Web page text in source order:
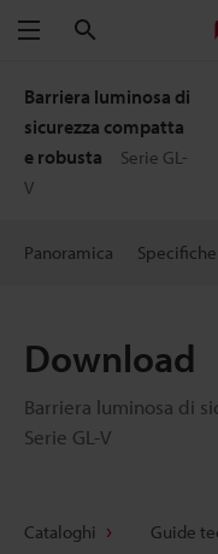
Menu
Barriera luminosa di
sicurezza compatta
e robusta
Serie GL-
V
Panoramica Specifiche
Download
Barriera luminosa di
Serie GL-V
Cataloghi Guide